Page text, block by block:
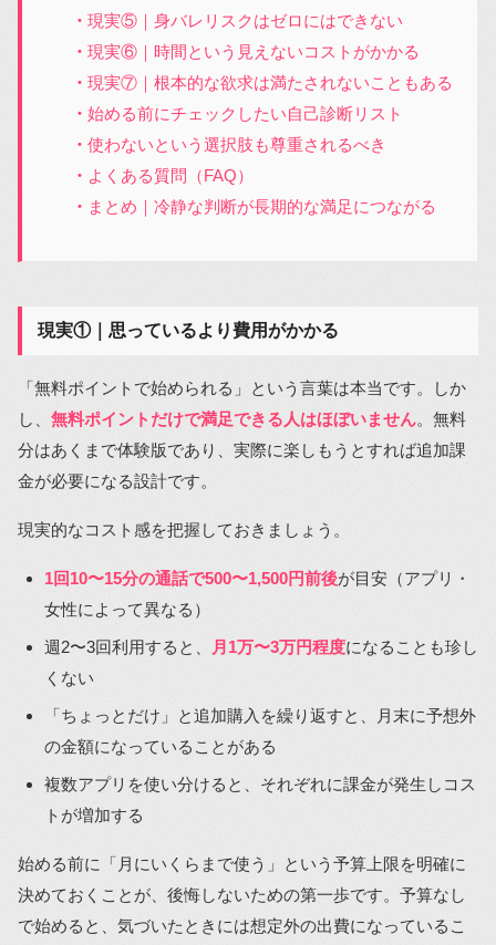
現実⑤｜身バレリスクはゼロにはできない
現実⑥｜時間という見えないコストがかかる
現実⑦｜根本的な欲求は満たされないこともある
始める前にチェックしたい自己診断リスト
使わないという選択肢も尊重されるべき
よくある質問（FAQ）
まとめ｜冷静な判断が長期的な満足につながる
現実①｜思っているより費用がかかる
「無料ポイントで始められる」という言葉は本当です。しか
し、 無料ポイントだけで満足できる人はほぼいません。無料
分はあくまで体験版であり、実際に楽しもうとすれば追加課
金が必要になる設計です。
現実的なコスト感を把握しておきましょう。
1回10〜15分の通話で500〜1,500円前後が目安（アプリ・
女性によって異なる）
週2〜3回利用すると、
月1万〜3万円程度になることも珍し
くない
「ちょっとだけ」と追加購入を繰り返すと、月末に予想外
の金額になっていることがある
複数アプリを使い分けると、それぞれに課金が発生しコス
トが増加する
始める前に「月にいくらまで使う」という予算上限を明確に
決めておくことが、後悔しないための第一歩です。予算なし
で始めると、気づいたときには想定外の出費になっているこ